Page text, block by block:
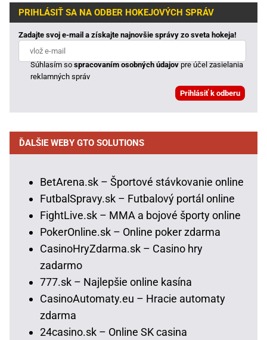
PRIHLÁSIŤ SA NA ODBER HOKEJOVÝCH SPRÁV
Zadajte svoj e-mail a získajte najnovšie správy zo sveta hokeja!
Súhlasím sospracovaním osobných údajovpre účel zasielania
reklamných správ
ĎALŠIE WEBY GTO SOLUTIONS
BetArena.sk – Športové stávkovanie online
FutbalSpravy.sk – Futbalový portál online
FightLive.sk – MMA a bojové športy online
PokerOnline.sk – Online poker zdarma
CasinoHryZdarma.sk – Casino hry
zadarmo
777.sk – Najlepšie online kasína
CasinoAutomaty.eu – Hracie automaty
zdarma
24casino.sk – Online SK casina